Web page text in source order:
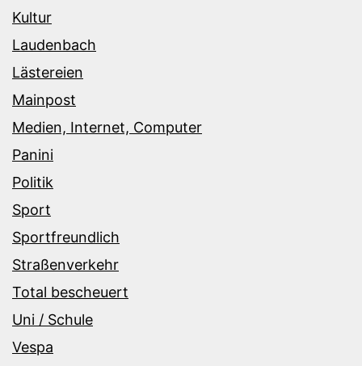
Kultur
Laudenbach
Lästereien
Mainpost
Medien, Internet, Computer
Panini
Politik
Sport
Sportfreundlich
Straßenverkehr
Total bescheuert
Uni / Schule
Vespa